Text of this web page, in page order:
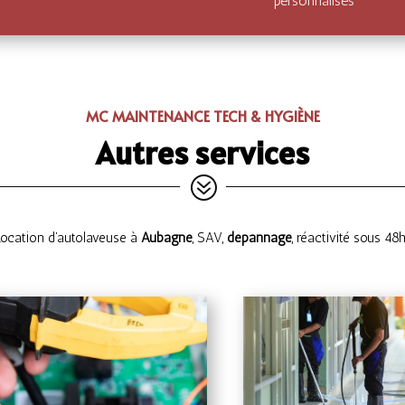
MC MAINTENANCE TECH & HYGIÈNE
Autres services
?
d’autolaveuse à Aubagne, SAV, dépannage, réactivité sous